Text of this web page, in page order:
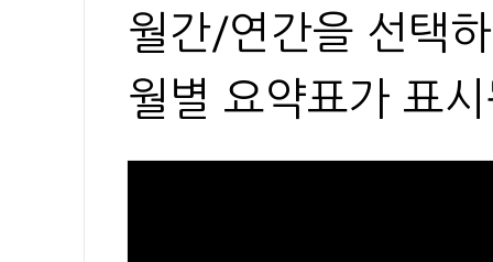
월간/연간을 선택
월별 요약표가 표